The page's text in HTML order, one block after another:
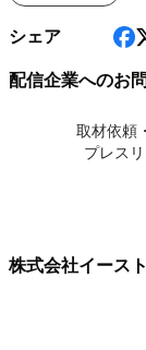
シェア
配信企業へのお
取材依頼
プレス
株式会社イース